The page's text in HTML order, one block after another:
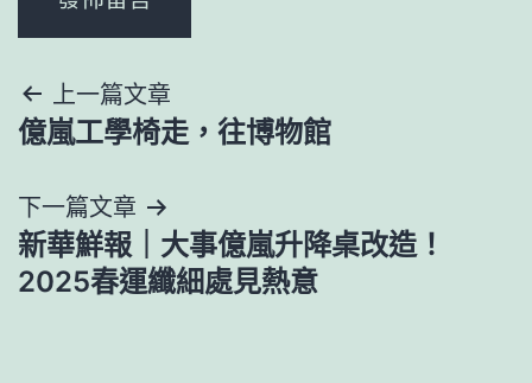
文
章
導
覽
上一篇文章
億嵐工學椅走，往博物館
下一篇文章
新華鮮報｜大事億嵐升降桌改造！
2025春運纖細處見熱意